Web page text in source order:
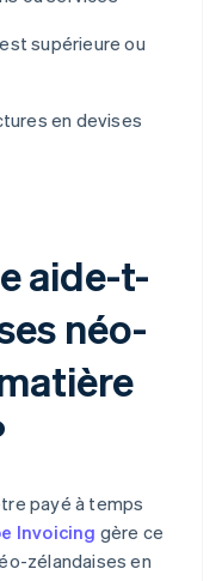
supérieure ou
en devises
aide-t-
néo-
payé à temps
Invoicing gère ce
zélandaises en